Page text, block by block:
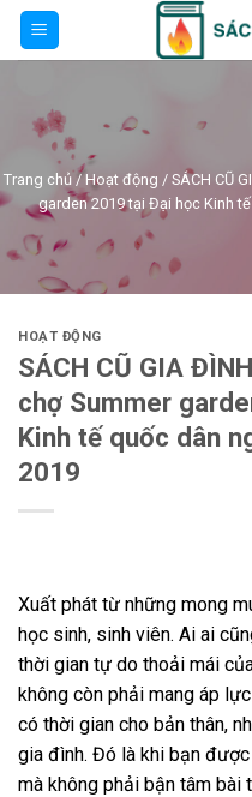
Skip
Trang chủ /Hoạt động / SÁCH CŨ
garden 2019 tại Đại học Kinh
HOẠT ĐỘNG
SÁCH CŨ GIA
chợ Summer
Kinh tế quốc dân
2019
Xuất phát từ những mong
học sinh, sinh viên. Ai ai
thời gian tự do thoải mái
không còn phải mang áp
có thời gian cho bản thân,
gia đình. Đó là khi bạn
mà không phải bận tâm bài